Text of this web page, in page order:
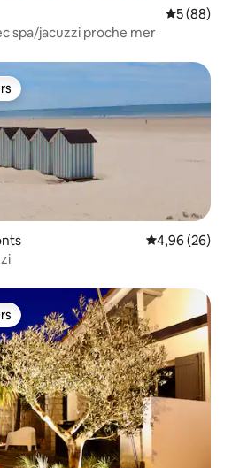
5 (88)
spa/jacuzzi proche mer
Évaluation
4,96 (26)